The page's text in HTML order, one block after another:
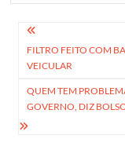
Navegação
de
Post
FILTRO FEITO COM
VEICULAR
QUEM TEM
GOVERNO, DIZ